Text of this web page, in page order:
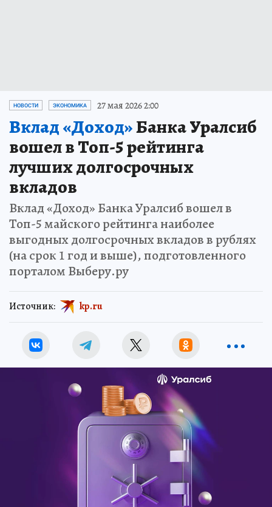
НОВОСТИ ЭКОНОМИКА 27 мая 2026 2:00
Вклад «Доход»Банка Уралсиб
вошел в Топ-5 рейтинга
лучших долгосрочных
вкладов
Вклад «Доход» Банка Уралсиб вошел в
Топ-5 майского рейтинга наиболее
выгодных долгосрочных вкладов в рублях
(на срок 1 год и выше), подготовленного
порталом Выберу.ру
Источник: kp.ru